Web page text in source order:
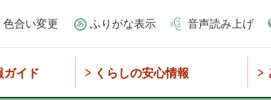
合い変更 ふりがな表示 音声読み上げ
ガイド くらしの安心情報